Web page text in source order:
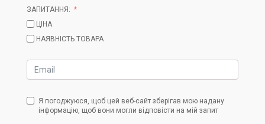
ЗАПИТАННЯ:
ЦІНА
НАЯВНІСТЬ ТОВАРА
Я погоджуюся, щоб цей веб-сайт зберігав мою надану
інформацію, щоб вони могли відповісти на мій запит